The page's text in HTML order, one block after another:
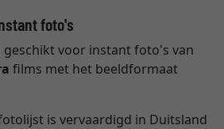
foto's
voor instant foto's van
films met het beeldformaat
is vervaardigd in Duitsland